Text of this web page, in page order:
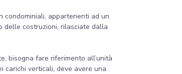
condominiali, appartenenti ad un
delle costruzioni, rilasciate dalla
bisogna fare riferimento all’unità
carichi verticali, deve avere una